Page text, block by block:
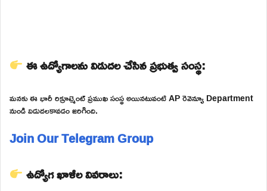
ఈ ఉద్యోగాలను విడుదల చేసిన ప్రభుత్వ సంస్థ:
మనకు ఈ భారీ రిక్రూట్మెంట్ ప్రముఖ సంస్థ అయినటువంటి AP రెవెన్యూ Department
నుండి విడుదలకావడం జరిగింది.
Join Our Telegram Group
ఉద్యోగ ఖాళీల వివరాలు: